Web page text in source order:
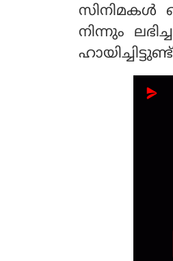
സിനിമകള്‍
നിന്നും